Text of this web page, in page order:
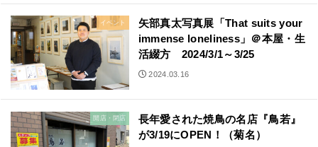
イベント
矢部真太写真展「That suits your
immense loneliness」＠本屋・生
活綴方 2024/3/1～3/25
2024.03.16
開店・閉店
長年愛された焼鳥の名店『鳥若』
が3/19にOPEN！（菊名）